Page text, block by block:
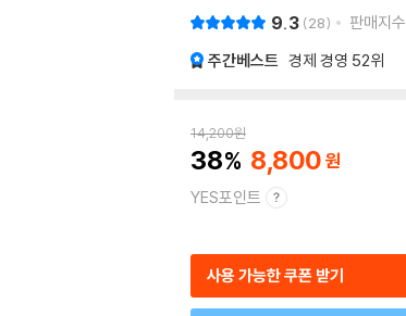
9.3 28 판매지수
주간베스트 경제 경영 52위
14,200원
38 8,800
YES포인트
사용 가능한 쿠폰 받기